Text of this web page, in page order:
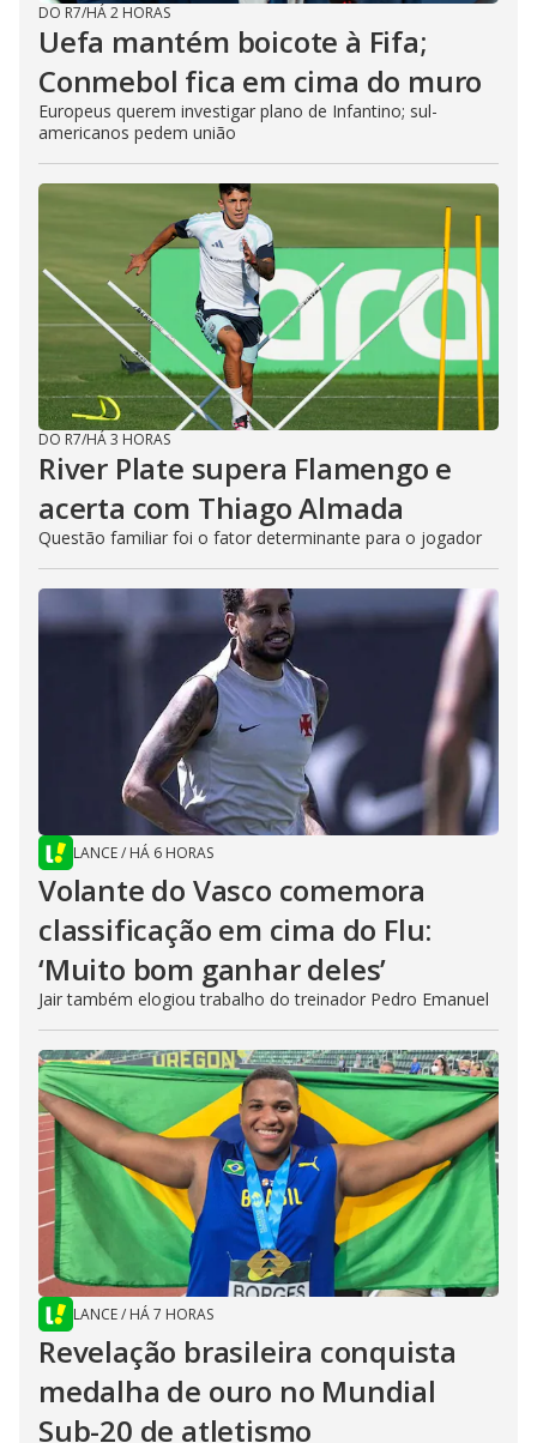
DO R7/HÁ 2 HORAS
Uefa mantém boicote à Fifa;
Conmebol fica em cima do muro
Europeus querem investigar plano de Infantino; sul-
americanos pedem união
DO R7/HÁ 3 HORAS
River Plate supera Flamengo e
acerta com Thiago Almada
Questão familiar foi o fator determinante para o jogador
LANCE/ HÁ 6 HORAS
Volante do Vasco comemora
classificação em cima do Flu:
‘Muito bom ganhar deles’
Jair também elogiou trabalho do treinador Pedro Emanuel
LANCE/ HÁ 7 HORAS
Revelação brasileira conquista
medalha de ouro no Mundial
Sub-20 de atletismo